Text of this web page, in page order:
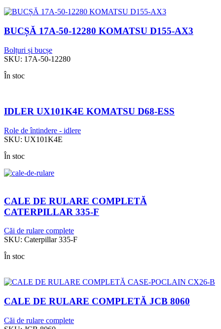
BUCȘĂ 17A-50-12280 KOMATSU D155-AX3
Bolțuri și bucșe
SKU: 17A-50-12280
În stoc
IDLER UX101K4E KOMATSU D68-ESS
Role de întindere - idlere
SKU: UX101K4E
În stoc
CALE DE RULARE COMPLETĂ
CATERPILLAR 335-F
Căi de rulare complete
SKU: Caterpillar 335-F
În stoc
CALE DE RULARE COMPLETĂ JCB 8060
Căi de rulare complete